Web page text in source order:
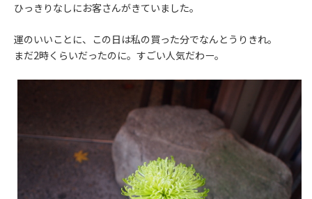
ひっきりなしにお客さんがきていました。
運のいいことに、この日は私の買った分でなんとうりきれ。
まだ2時くらいだったのに。すごい人気だわー。